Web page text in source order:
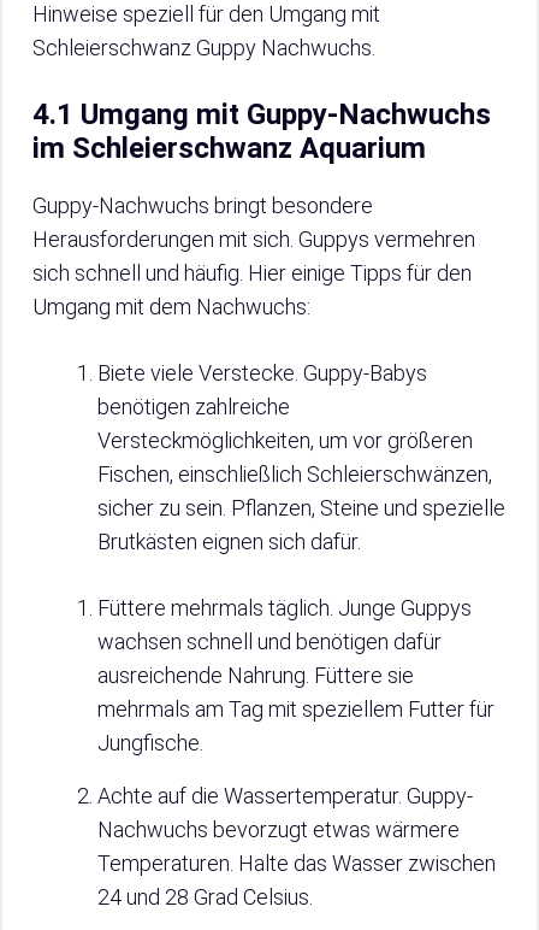
Hinweise speziell für den Umgang mit
Schleierschwanz Guppy Nachwuchs.
4.1 Umgang mit Guppy-Nachwuchs
im Schleierschwanz Aquarium
Guppy-Nachwuchs bringt besondere
Herausforderungen mit sich. Guppys vermehren
sich schnell und häufig. Hier einige Tipps für den
Umgang mit dem Nachwuchs:
Biete viele Verstecke. Guppy-Babys
benötigen zahlreiche
Versteckmöglichkeiten, um vor größeren
Fischen, einschließlich Schleierschwänzen,
sicher zu sein. Pflanzen, Steine und spezielle
Brutkästen eignen sich dafür.
Füttere mehrmals täglich. Junge Guppys
wachsen schnell und benötigen dafür
ausreichende Nahrung. Füttere sie
mehrmals am Tag mit speziellem Futter für
Jungfische.
Achte auf die Wassertemperatur. Guppy-
Nachwuchs bevorzugt etwas wärmere
Temperaturen. Halte das Wasser zwischen
24 und 28 Grad Celsius.